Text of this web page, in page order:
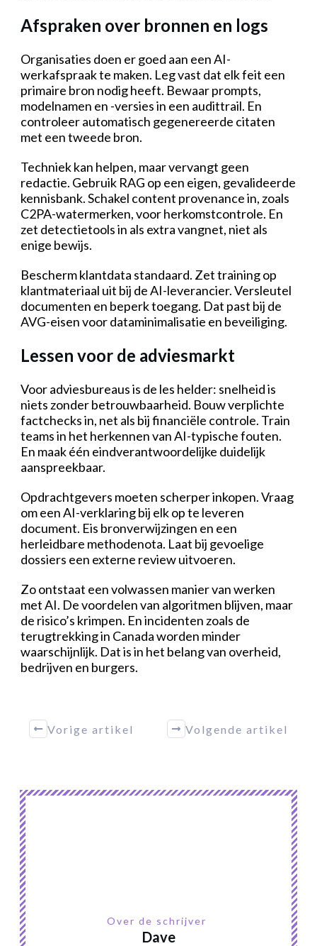
Afspraken over bronnen en logs
Organisaties doen er goed aan een AI-
werkafspraak te maken. Leg vast dat elk feit een
primaire bron nodig heeft. Bewaar prompts,
modelnamen en -versies in een audittrail. En
controleer automatisch gegenereerde citaten
met een tweede bron.
Techniek kan helpen, maar vervangt geen
redactie. Gebruik RAG op een eigen, gevalideerde
kennisbank. Schakel content provenance in, zoals
C2PA-watermerken, voor herkomstcontrole. En
zet detectietools in als extra vangnet, niet als
enige bewijs.
Bescherm klantdata standaard. Zet training op
klantmateriaal uit bij de AI-leverancier. Versleutel
documenten en beperk toegang. Dat past bij de
AVG-eisen voor dataminimalisatie en beveiliging.
Lessen voor de adviesmarkt
Voor adviesbureaus is de les helder: snelheid is
niets zonder betrouwbaarheid. Bouw verplichte
factchecks in, net als bij financiële controle. Train
teams in het herkennen van AI-typische fouten.
En maak één eindverantwoordelijke duidelijk
aanspreekbaar.
Opdrachtgevers moeten scherper inkopen. Vraag
om een AI-verklaring bij elk op te leveren
document. Eis bronverwijzingen en een
herleidbare methodenota. Laat bij gevoelige
dossiers een externe review uitvoeren.
Zo ontstaat een volwassen manier van werken
met AI. De voordelen van algoritmen blijven, maar
de risico’s krimpen. En incidenten zoals de
terugtrekking in Canada worden minder
waarschijnlijk. Dat is in het belang van overheid,
bedrijven en burgers.
Vorige artikel Volgende artikel
Over de schrijver
Dave